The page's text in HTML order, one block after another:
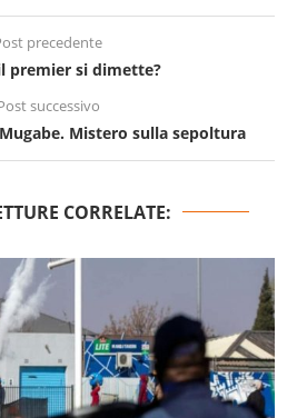
precedente
premier si dimette?
successivo
Mistero sulla sepoltura
CORRELATE: